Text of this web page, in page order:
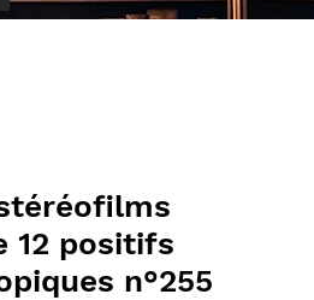
12 positifs
n°255